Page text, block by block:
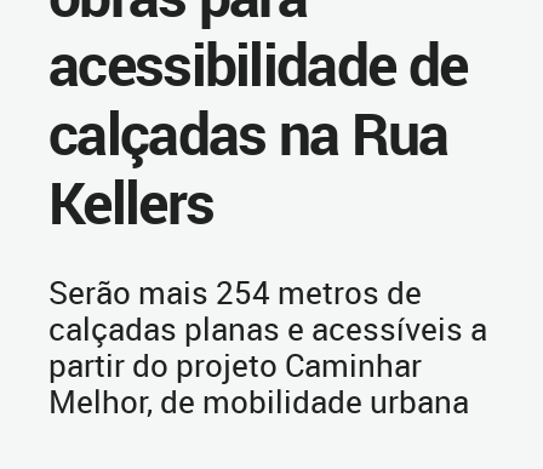
acessibilidade de
calçadas na Rua
Kellers
Serão mais 254 metros de
calçadas planas e acessíveis a
partir do projeto Caminhar
Melhor, de mobilidade urbana